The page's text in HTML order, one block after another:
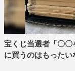
宝くじ当選者「〇〇
に買うのはもったい